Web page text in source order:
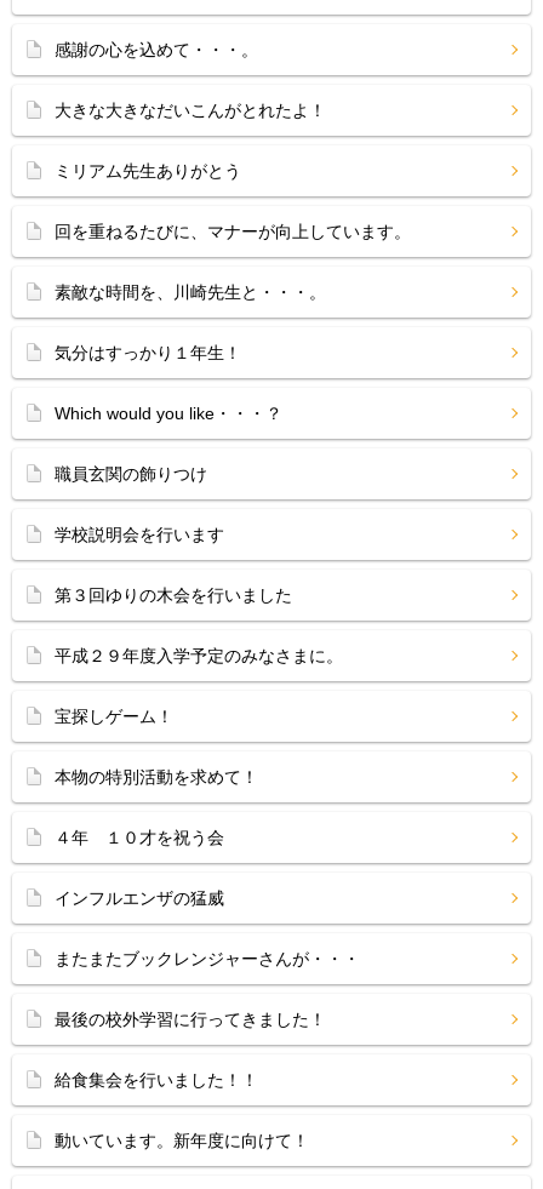
感謝の心を込めて・・・。
大きな大きなだいこんがとれたよ！
ミリアム先生ありがとう
回を重ねるたびに、マナーが向上しています。
素敵な時間を、川崎先生と・・・。
気分はすっかり１年生！
Which would you like・・・？
職員玄関の飾りつけ
学校説明会を行います
第３回ゆりの木会を行いました
平成２９年度入学予定のみなさまに。
宝探しゲーム！
本物の特別活動を求めて！
４年 １０才を祝う会
インフルエンザの猛威
またまたブックレンジャーさんが・・・
最後の校外学習に行ってきました！
給食集会を行いました！！
動いています。新年度に向けて！